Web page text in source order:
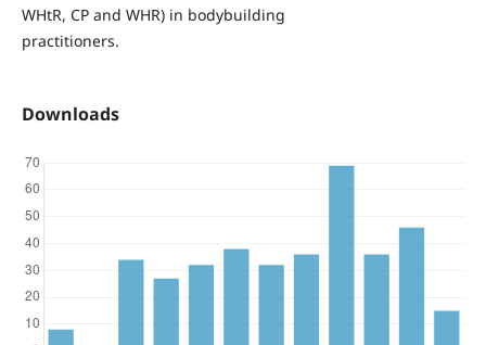
WHtR, CP and WHR) in bodybuilding
practitioners.
Downloads